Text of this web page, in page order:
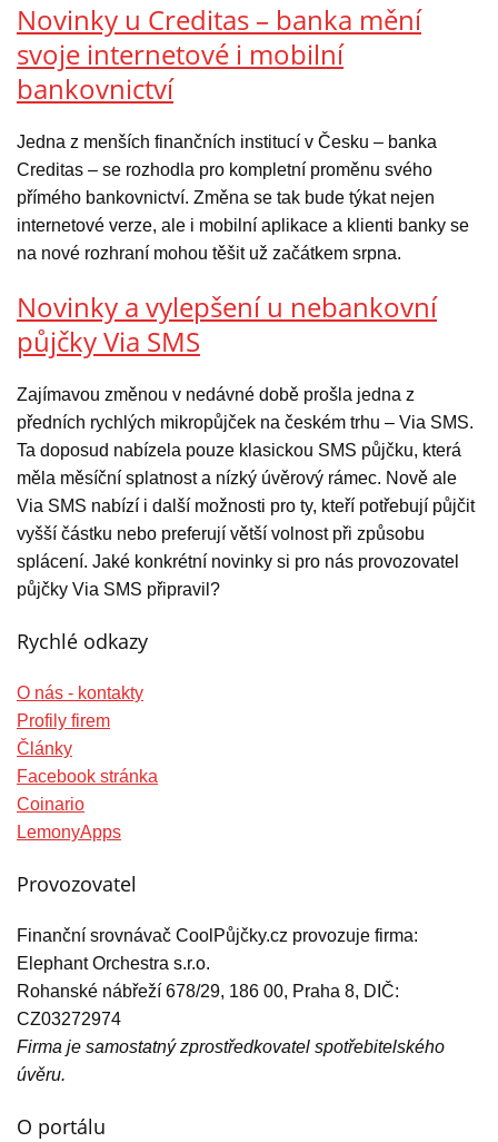
Novinky u Creditas – banka mění
svoje internetové i mobilní
bankovnictví
Jedna z menších finančních institucí v Česku – banka
Creditas – se rozhodla pro kompletní proměnu svého
přímého bankovnictví. Změna se tak bude týkat nejen
internetové verze, ale i mobilní aplikace a klienti banky se
na nové rozhraní mohou těšit už začátkem srpna.
Novinky a vylepšení u nebankovní
půjčky Via SMS
Zajímavou změnou v nedávné době prošla jedna z
předních rychlých mikropůjček na českém trhu – Via SMS.
Ta doposud nabízela pouze klasickou SMS půjčku, která
měla měsíční splatnost a nízký úvěrový rámec. Nově ale
Via SMS nabízí i další možnosti pro ty, kteří potřebují půjčit
vyšší částku nebo preferují větší volnost při způsobu
splácení. Jaké konkrétní novinky si pro nás provozovatel
půjčky Via SMS připravil?
Rychlé odkazy
O nás - kontakty
Profily firem
Články
Facebook stránka
Coinario
LemonyApps
Provozovatel
Finanční srovnávač CoolPůjčky.cz provozuje firma:
Elephant Orchestra s.r.o.
Rohanské nábřeží 678/29, 186 00, Praha 8, DIČ:
CZ03272974
Firma je samostatný zprostředkovatel spotřebitelského
úvěru.
O portálu